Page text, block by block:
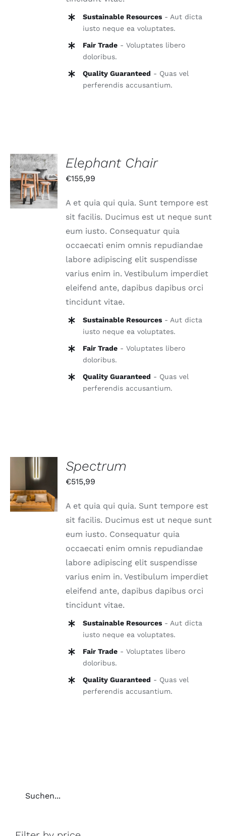
Sustainable Resources- Aut dicta
iusto neque ea voluptates.
Fair Trade- Voluptates libero
doloribus.
Quality Guaranteed - Quas vel
perferendis accusantium.
IN DEN
WARENKORB
/
DETAILS
Elephant Chair
€155,99
A et quia qui quia. Sunt tempore est
sit facilis. Ducimus est ut neque sunt
eum iusto. Consequatur quia
occaecati enim omnis repudiandae
labore adipiscing elit suspendisse
varius enim in. Vestibulum imperdiet
eleifend ante, dapibus dapibus orci
tincidunt vitae.
Sustainable Resources- Aut dicta
iusto neque ea voluptates.
Fair Trade- Voluptates libero
doloribus.
Quality Guaranteed - Quas vel
perferendis accusantium.
IN DEN
WARENKORB
/
DETAILS
Spectrum
€515,99
A et quia qui quia. Sunt tempore est
sit facilis. Ducimus est ut neque sunt
eum iusto. Consequatur quia
occaecati enim omnis repudiandae
labore adipiscing elit suspendisse
varius enim in. Vestibulum imperdiet
eleifend ante, dapibus dapibus orci
tincidunt vitae.
Sustainable Resources- Aut dicta
iusto neque ea voluptates.
Fair Trade- Voluptates libero
doloribus.
Quality Guaranteed - Quas vel
perferendis accusantium.